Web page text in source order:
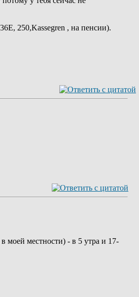
250,Kassegren , на пенсии).
моей местности) - в 5 утра и 17-